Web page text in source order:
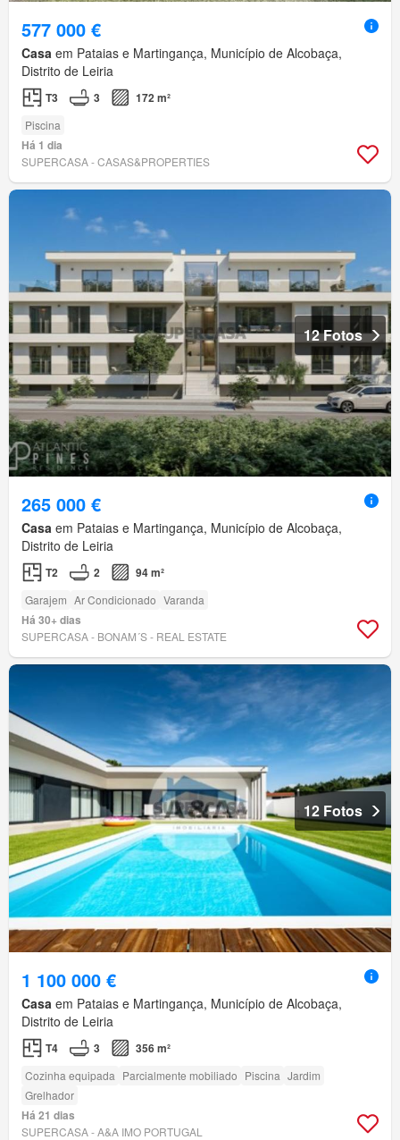
577 000 €
Casa em Pataias e Martingança, Município de Alcobaça,
Distrito de Leiria
T3 3 172 m²
Piscina
Há 1 dia
SUPERCASA - CASAS&PROPERTIES
12 Fotos
265 000 €
Casa em Pataias e Martingança, Município de Alcobaça,
Distrito de Leiria
T2 2 94 m²
Garajem Ar Condicionado Varanda
Há 30+ dias
SUPERCASA - BONAM´S - REAL ESTATE
12 Fotos
1 100 000 €
Casa em Pataias e Martingança, Município de Alcobaça,
Distrito de Leiria
T4 3 356 m²
Cozinha equipada Parcialmente mobiliado Piscina Jardim
Grelhador
Há 21 dias
SUPERCASA - A&A IMO PORTUGAL